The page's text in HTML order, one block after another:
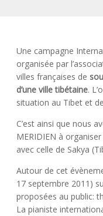
Une campagne
organisée par
villes françaises de
d’une ville tibétaine.
situation au Tibet et
C’est ainsi que nous
MERIDIEN à
avec celle de Sakya
Autour de cet
17 septembre 2011)
proposées au public:
La pianiste